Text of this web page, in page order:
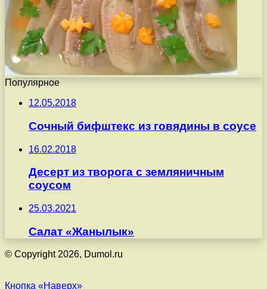
Популярное
12.05.2018
Сочный бифштекс из говядины в соусе
16.02.2018
Десерт из творога с земляничным
соусом
25.03.2021
Салат «Жанылык»
© Copyright 2026, Dumol.ru
Кнопка «Наверх»